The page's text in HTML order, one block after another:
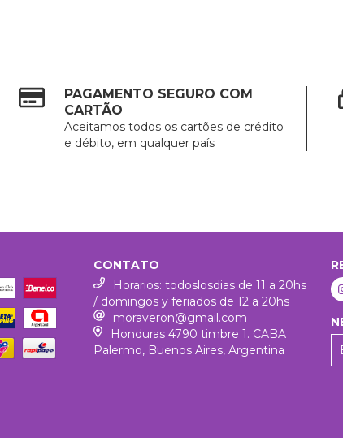
PAGAMENTO SEGURO COM
CARTÃO
Aceitamos todos os cartões de crédito
e débito, em qualquer país
CONTATO
Horarios: todoslosdias de 11 a 20hs
/ domingos y feriados de 12 a 20hs
moraveron@gmail.com
Honduras 4790 timbre 1. CABA
Palermo, Buenos Aires, Argentina